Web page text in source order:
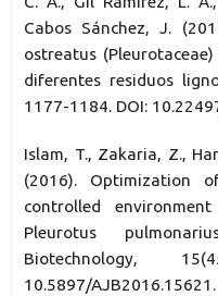
Cabos Sánchez, J.
ostreatus
diferentes residuos
1177-1184. DOI:
Islam, T., Zakaria, Z.,
(2016). Optimization
controlled
Pleurotus
Biotechnology,
10.5897/AJB2016.15621.